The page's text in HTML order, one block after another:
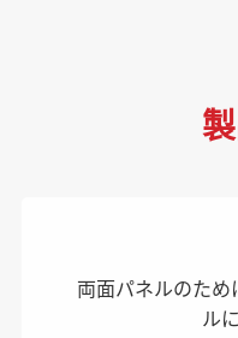
両面パネルのため
ル